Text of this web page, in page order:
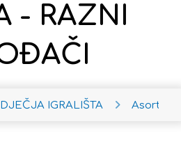
- RAZNI
DJEČJA IGRALIŠTA